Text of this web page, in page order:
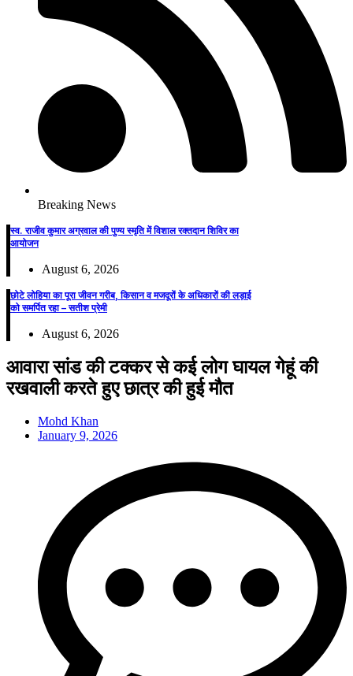
Breaking News
स्व. राजीव कुमार अग्रवाल की पुण्य स्मृति में विशाल रक्तदान शिविर का
आयोजन
August 6, 2026
छोटे लोहिया का पूरा जीवन गरीब, किसान व मजदूरों के अधिकारों की लड़ाई
को समर्पित रहा – सतीश प्रेमी
August 6, 2026
आवारा सांड की टक्कर से कई लोग घायल गेहूं की
रखवाली करते हुए छात्र की हुई मौत
Mohd Khan
January 9, 2026